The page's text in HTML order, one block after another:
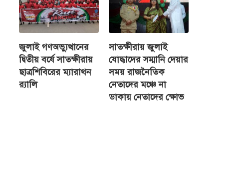
জুলাই গণঅভ্যুত্থানের
দ্বিতীয় বর্ষে সাতক্ষীরায়
ছাত্রশিবিরের ম্যারাথন
র‌্যালি
সাতক্ষীরায় জুলাই
যোদ্ধাদের সম্মানি দেয়ার
সময় রাজনৈতিক
নেতাদের মঞ্চে না
ডাকায় নেতাদের ক্ষোভ